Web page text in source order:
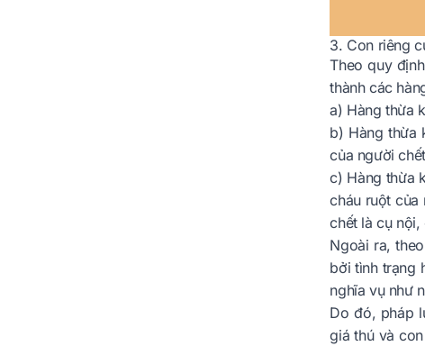
3. Con riêng
Theo quy
thành các
a) Hàng thừa
b) Hàng thừa
của người
c) Hàng thừa
cháu ruột của
chết là cụ nội,
Ngoài ra,
bởi tình trạng
nghĩa vụ như
Do đó, pháp
giá thú và